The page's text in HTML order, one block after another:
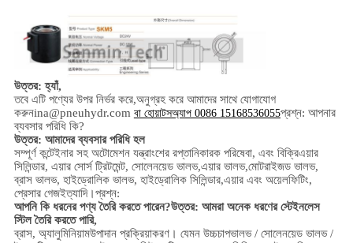
উত্তর: হ্যাঁ,
তবে এটি পণ্যের উপর নির্ভর করে,অনুগ্রহ করে আমাদের সাথে যোগাযোগ
করুনina@pneuhydr.com বা হোয়াটসঅ্যাপ 0086 15168536055প্রশ্ন: আপনার
ব্যবসার পরিধি কি?
উত্তর: আমাদের ব্যবসার পরিধি হল
সম্পূর্ণ কন্টেইনার সহ অটোমেশন যন্ত্রাংশের রপ্তানিকারক পরিষেবা, এবং বিক্রিএয়ার
সিলিন্ডার, এয়ার সোর্স ট্রিটমেন্ট, সোলেনয়েড ভালভ,এয়ার ভালভ,মোটরাইজড ভালভ,
ব্রাস ভালভ, হাইড্রোলিক ভালভ, হাইড্রোলিক সিলিন্ডার,এয়ার এবং অয়েলফিটিং,
প্রেসার গেজইত্যাদি।প্রশ্ন:
আপনি কি ধরনের পণ্য তৈরি করতে পারেন?উত্তর: আমরা অনেক ধরণের স্টেইনলেস
স্টিল তৈরি করতে পারি,
ব্রাস, অ্যালুমিনিয়ামউপাদান প্রক্রিয়াকরণ। যেমন উচ্চচাপভালভ / সোলেনয়েড ভালভ /